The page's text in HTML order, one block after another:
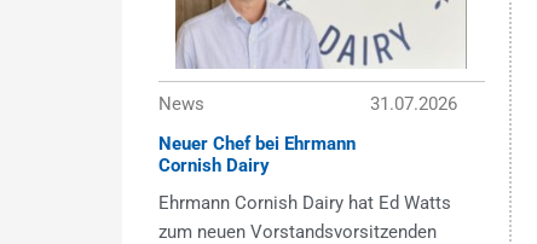
News
31.07.2026
Neuer Chef bei Ehrmann
Cornish Dairy
Ehrmann Cornish Dairy hat Ed Watts
zum neuen Vorstandsvorsitzenden